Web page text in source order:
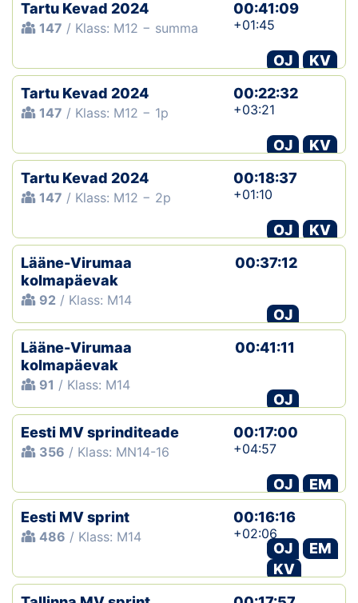
Tartu Kevad 2024
147 / Klass: M12 − summa
00:41:09
+01:45
OJ
KV
Tartu Kevad 2024
147 / Klass: M12 − 1p
00:22:32
+03:21
OJ
KV
Tartu Kevad 2024
147 / Klass: M12 − 2p
00:18:37
+01:10
OJ
KV
Lääne-Virumaa
kolmapäevak
92 / Klass: M14
00:37:12
OJ
Lääne-Virumaa
kolmapäevak
91 / Klass: M14
00:41:11
OJ
Eesti MV sprinditeade
356 / Klass: MN14-16
00:17:00
+04:57
OJ
EM
Eesti MV sprint
486 / Klass: M14
00:16:16
+02:06
OJ
EM
KV